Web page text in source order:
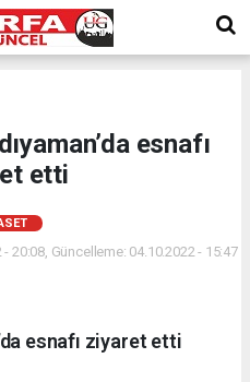
esnafı
etti
20:08, Güncelleme: 04.10.2022 - 15:47
esnafı ziyaret etti